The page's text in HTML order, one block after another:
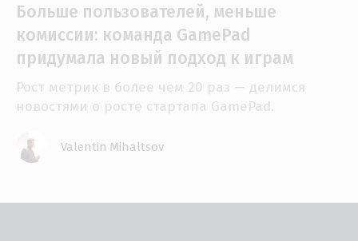
Больше пользователей, меньше
комиссии: команда GamePad
придумала новый подход к играм
Рост метрик в более чем 20 раз — делимся
новостями о росте стартапа GamePad.
Valentin Mihaltsov